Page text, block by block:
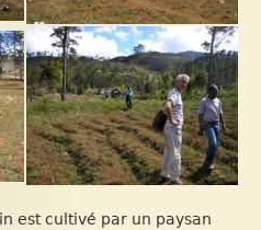
est cultivé par un paysan